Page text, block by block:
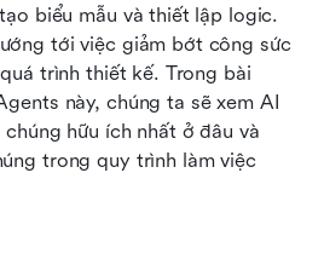
biểu mẫu và thiết lập logic.
tới việc giảm bớt công sức
trình thiết kế. Trong bài
này, chúng ta sẽ xem AI
hữu ích nhất ở đâu và
trong quy trình làm việc